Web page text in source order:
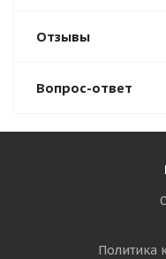
Отзывы
Вопрос-ответ
Политика